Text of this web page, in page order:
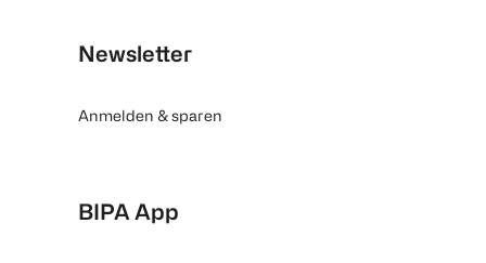
Newsletter
Anmelden & sparen
BIPA App